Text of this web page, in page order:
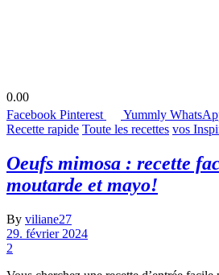
0.00
Facebook Pinterest Yummly
Recette rapide Toute les recettes vos
Oeufs mimosa : recette
moutarde et mayo!
By viliane27
29. février 2024
2